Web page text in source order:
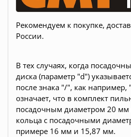
Рекомендуем к покупке,
России.
В тех случаях, когда
диска (параметр "d")
после знака "/", как
означает, что в комплект
посадочным диаметром 20 мм
кольца с посадочными
примере 16 мм и 15,87 мм.